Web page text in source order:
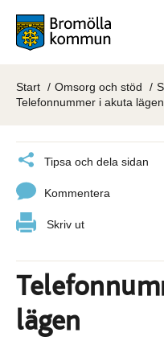
Start Omsorg och stöd
Telefonnummer i akuta lägen
Tipsa och dela sidan
Kommentera
Skriv ut
lägen